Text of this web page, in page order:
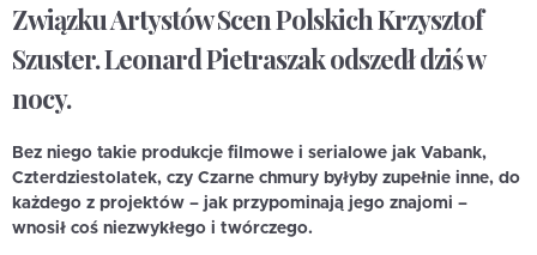
Związku Artystów Scen Polskich Krzysztof
Szuster. Leonard Pietraszak odszedł dziś w
nocy.
Bez niego takie produkcje filmowe i serialowe jak Vabank,
Czterdziestolatek, czy Czarne chmury byłyby zupełnie inne, do
każdego z projektów – jak przypominają jego znajomi –
wnosił coś niezwykłego i twórczego.